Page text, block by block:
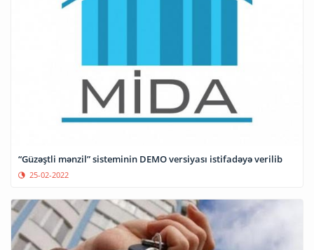
“Güzəştli mənzil” sisteminin DEMO versiyası istifadəyə verilib
25-02-2022